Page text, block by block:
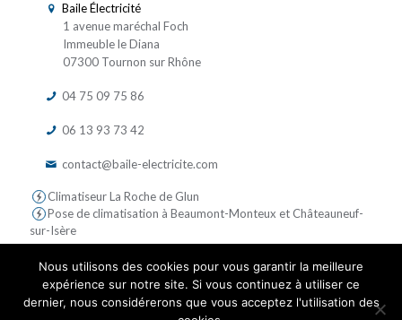
Baile Électricité
1 avenue maréchal Foch
Immeuble le Diana
07300 Tournon sur Rhône
04 75 09 75 86
06 13 93 73 42
contact@baile-electricite.com
Climatiseur La Roche de Glun
Pose de climatisation à Beaumont-Monteux et Châteauneuf-
sur-Isère
Nous utilisons des cookies pour vous garantir la meilleure
expérience sur notre site. Si vous continuez à utiliser ce
dernier, nous considérerons que vous acceptez l'utilisation des